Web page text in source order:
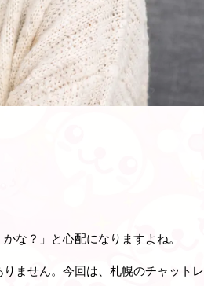
な？」と心配になりますよね。
ません。今回は、札幌のチャットレ